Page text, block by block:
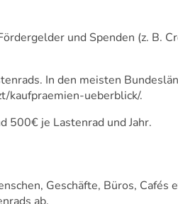
und Spenden (z. B.
In den meisten
kaufpraemien-ueberblick/.
500€ je Lastenrad und Jahr.
Geschäfte, Büros, Cafés